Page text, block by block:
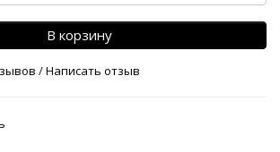
В корзину
/Написать отзыв